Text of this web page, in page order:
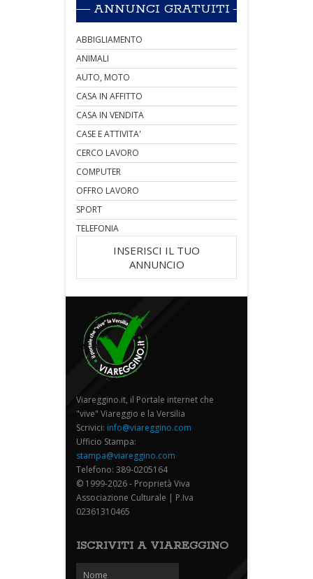
ANNUNCI GRATUITI
ABBIGLIAMENTO
ANIMALI
AUTO, MOTO
CASA IN AFFITTO
CASA IN VENDITA
CASE E ATTIVITA'
CERCO LAVORO
COMPUTER
OFFRO LAVORO
SPORT
TELEFONIA
INSERISCI IL TUO
ANNUNCIO
Viareggino.it, il Portale internet che
"vive" Viareggio e la Versilia
Scrivici: info@viareggino.com
Ufficio Stampa:
stampa@viareggino.com
Telefono: 389-0205164
© 1999-2026 - Proprietà Viva
Associazione Culturale | P.Iva
02361310465
ISCRIVITI A VIAREGGINO